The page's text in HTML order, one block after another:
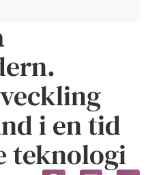
i en tid
teknologi